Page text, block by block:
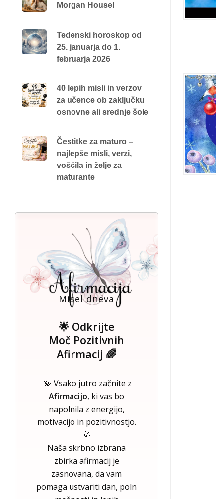
Morgan Housel
Tedenski horoskop od
25. januarja do 1.
februarja 2026
40 lepih misli in verzov
za učence ob zaključku
osnovne ali srednje šole
Čestitke za maturo –
najlepše misli, verzi,
voščila in želje za
maturante
Misel dneva
🌟 Odkrijte
Moč Pozitivnih
Afirmacij 🌈
💫 Vsako jutro začnite z
Afirmacijo, ki vas bo
napolnila z energijo,
motivacijo in pozitivnostjo.
🌞
Naša skrbno izbrana
zbirka afirmacij je
zasnovana, da vam
pomaga ustvariti dan, poln